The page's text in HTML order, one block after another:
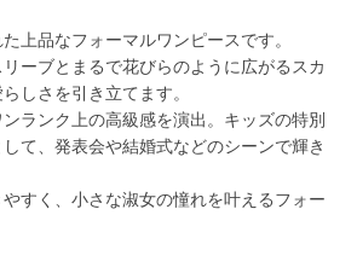
上品なフォーマルワンピースです。
ーブとまるで花びらのように広がるスカ
しさを引き立てます。
ランク上の高級感を演出。キッズの特別
て、発表会や結婚式などのシーンで輝き
すく、小さな淑女の憧れを叶えるフォー